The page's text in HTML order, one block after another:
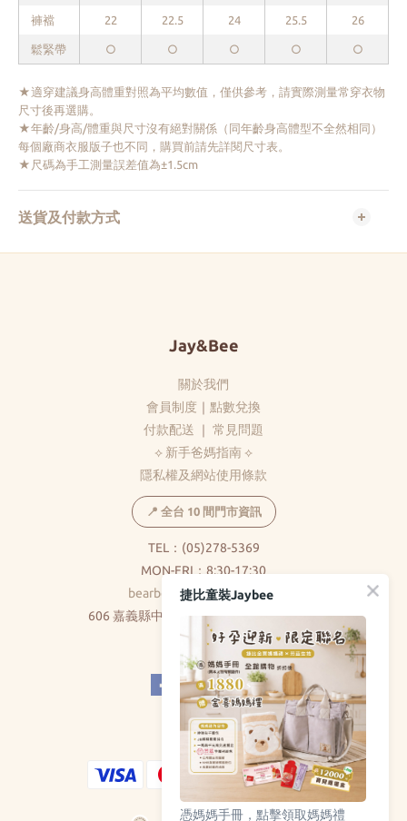
褲襠 22 22.5 24 25.5 26
鬆緊帶 ○ ○ ○ ○ ○
★適穿建議身高體重對照為平均數值，僅供參考，請實際測量常穿衣物
尺寸後再選購。
★年齡/身高/體重與尺寸沒有絕對關係（同年齡身高體型不全然相同）
每個廠商衣服版子也不同，購買前請先詳閱尺寸表。
★尺碼為手工測量誤差值為±1.5cm
送貨及付款方式
Jay&Bee
關於我們
會員制度 ｜ 點數兌換
付款配送 ｜ 常見問題
⟡ 新手爸媽指南 ⟡
隱私權及網站使用條款
📍 全台 10 間門市資訊
TEL：(05)278-5369
MON-FRI：8:30-17:30
bearbear0520@gmail.com
606 嘉義縣中埔鄉和美村大義路326巷5號
( 不對外開放 )
捷比童裝Jaybee
憑媽媽手冊，點擊領取媽媽禮